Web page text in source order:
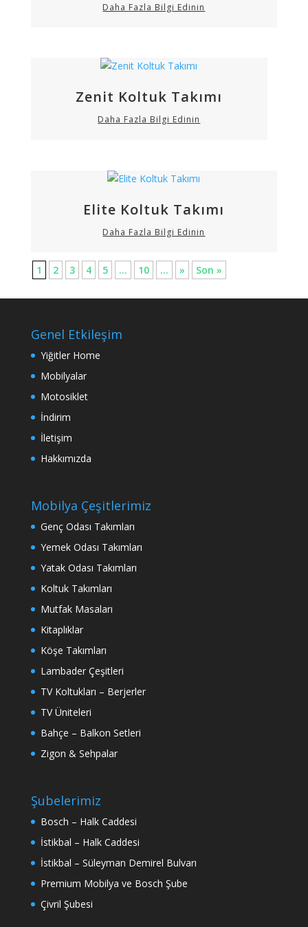
Daha Fazla Bilgi Edinin
Zenit Koltuk Takımı
Daha Fazla Bilgi Edinin
Elite Koltuk Takımı
Daha Fazla Bilgi Edinin
1 2 3 4 5 ... 10 ... » Son »
Genel Etkileşim
Yiğitler Home
Mobilyalar
Motosiklet
İndirim
İletişim
Hakkımızda
Mobilya Çeşitlerimiz
Genç Odası Takımları
Yemek Odası Takımları
Yatak Odası Takımları
Koltuk Takımları
Mutfak Masaları
Kitaplıklar
Köşe Takımları
Lambader Çeşitleri
TV Koltukları – Berjerler
TV Üniteleri
Bahçe – Balkon Setleri
Zigon & Sehpalar
Şubelerimiz
Bosch – Halk Caddesi
İstikbal – Halk Caddesi
İstikbal – Süleyman Demirel Bulvarı
Premium Mobilya ve Bosch Şube
Çivril Şubesi